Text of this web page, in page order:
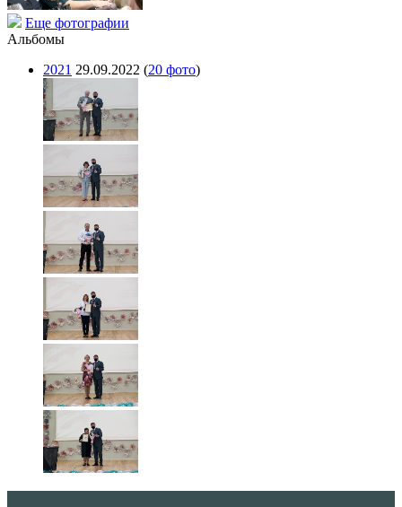
Еще фотографии
Альбомы
2021 29.09.2022 (20 фото)